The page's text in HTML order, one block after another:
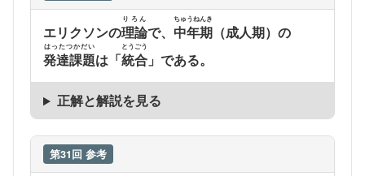
エリクソンの理論
りろん
で、 中年期
ちゅうねんき
（成人期）の
発達課題
はったつかだい
は「統合
とうごう
」である。
正解と解説を見る
第31回 参考